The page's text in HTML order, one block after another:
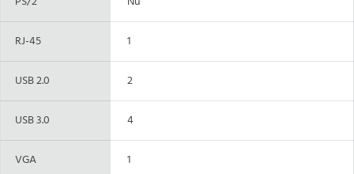
RJ-45 1
USB 2.0 2
USB 3.0 4
VGA 1